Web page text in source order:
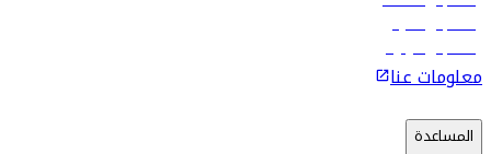
رحلات إلى ماليه
رحلات إلى كولومبو
معلومات عنا
المساعدة